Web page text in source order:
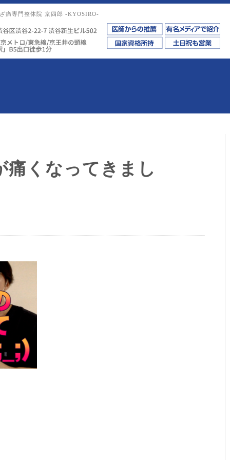
痛専門整体院 京四郎 -KYOSIRO-
痛くなってきまし